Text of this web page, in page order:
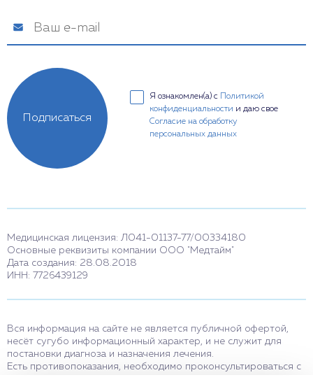
Я ознакомлен(а) с
Политикой
конфиденциальности и даю свое
Согласие на обработку
персональных данных
Подписаться
Медицинская лицензия: Л041-01137-77/00334180
Основные реквизиты компании ООО "Медтайм"
Дата создания: 28.08.2018
ИНН: 7726439129
Вся информация на сайте не является публичной офертой,
несёт сугубо информационный характер, и не служит для
постановки диагноза и назначения лечения.
Есть противопоказания, необходимо проконсультироваться с